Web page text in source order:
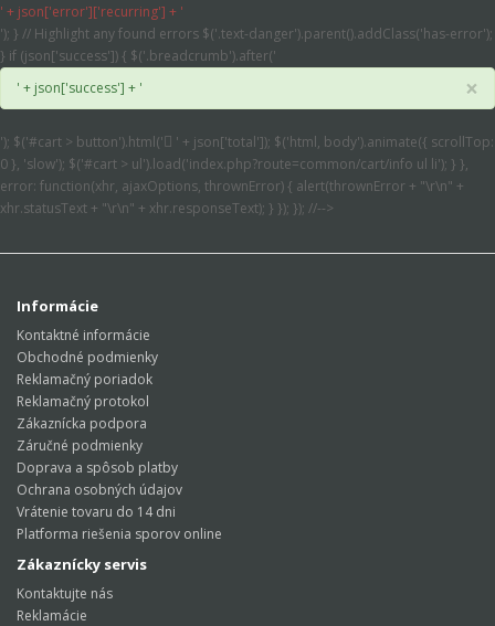
' + json['error']['recurring'] + '
'); } // Highlight any found errors $('.text-danger').parent().addClass('has-error');
} if (json['success']) { $('.breadcrumb').after('
' + json['success'] + '
×
'); $('#cart > button').html('
' + json['total']); $('html, body').animate({ scrollTop:
0 }, 'slow'); $('#cart > ul').load('index.php?route=common/cart/info ul li'); } },
error: function(xhr, ajaxOptions, thrownError) { alert(thrownError + "\r\n" +
xhr.statusText + "\r\n" + xhr.responseText); } }); }); //-->
Informácie
Kontaktné informácie
Obchodné podmienky
Reklamačný poriadok
Reklamačný protokol
Zákaznícka podpora
Záručné podmienky
Doprava a spôsob platby
Ochrana osobných údajov
Vrátenie tovaru do 14 dni
Platforma riešenia sporov online
Zákaznícky servis
Kontaktujte nás
Reklamácie